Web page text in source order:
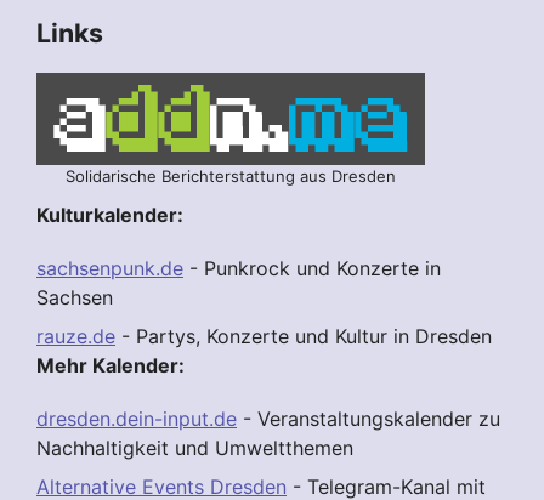
Links
Solidarische Berichterstattung aus Dresden
Kulturkalender:
sachsenpunk.de - Punkrock und Konzerte in
Sachsen
rauze.de - Partys, Konzerte und Kultur in Dresden
Mehr Kalender:
dresden.dein-input.de - Veranstaltungskalender zu
Nachhaltigkeit und Umweltthemen
Alternative Events Dresden - Telegram-Kanal mit